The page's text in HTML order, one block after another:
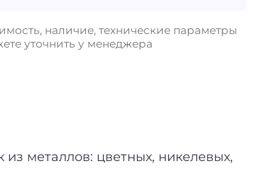
наличие, технические параметры
уточнить у менеджера
металлов: цветных, никелевых,